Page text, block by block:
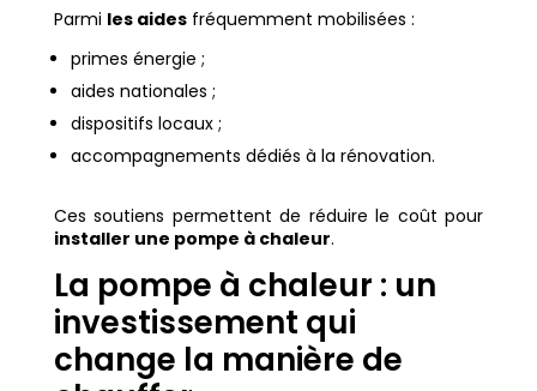
Parmi les aidesfréquemment mobilisées :
primes énergie ;
aides nationales ;
dispositifs locaux ;
accompagnements dédiés à la rénovation.
Ces soutiens permettent de réduire le coût pour
installer une pompe à chaleur.
La pompe à chaleur : un
investissement qui
change la manière de